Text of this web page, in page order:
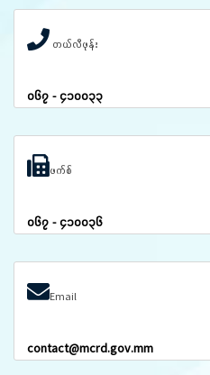
တယ်လီဖုန်း
၀၆၇ - ၄၁၀၀၃၃
ဖက်စ်
၀၆၇ - ၄၁၀၀၃၆
Email
contact@mcrd.gov.mm